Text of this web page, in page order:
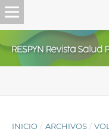
INICIO / ARCHIVOS /